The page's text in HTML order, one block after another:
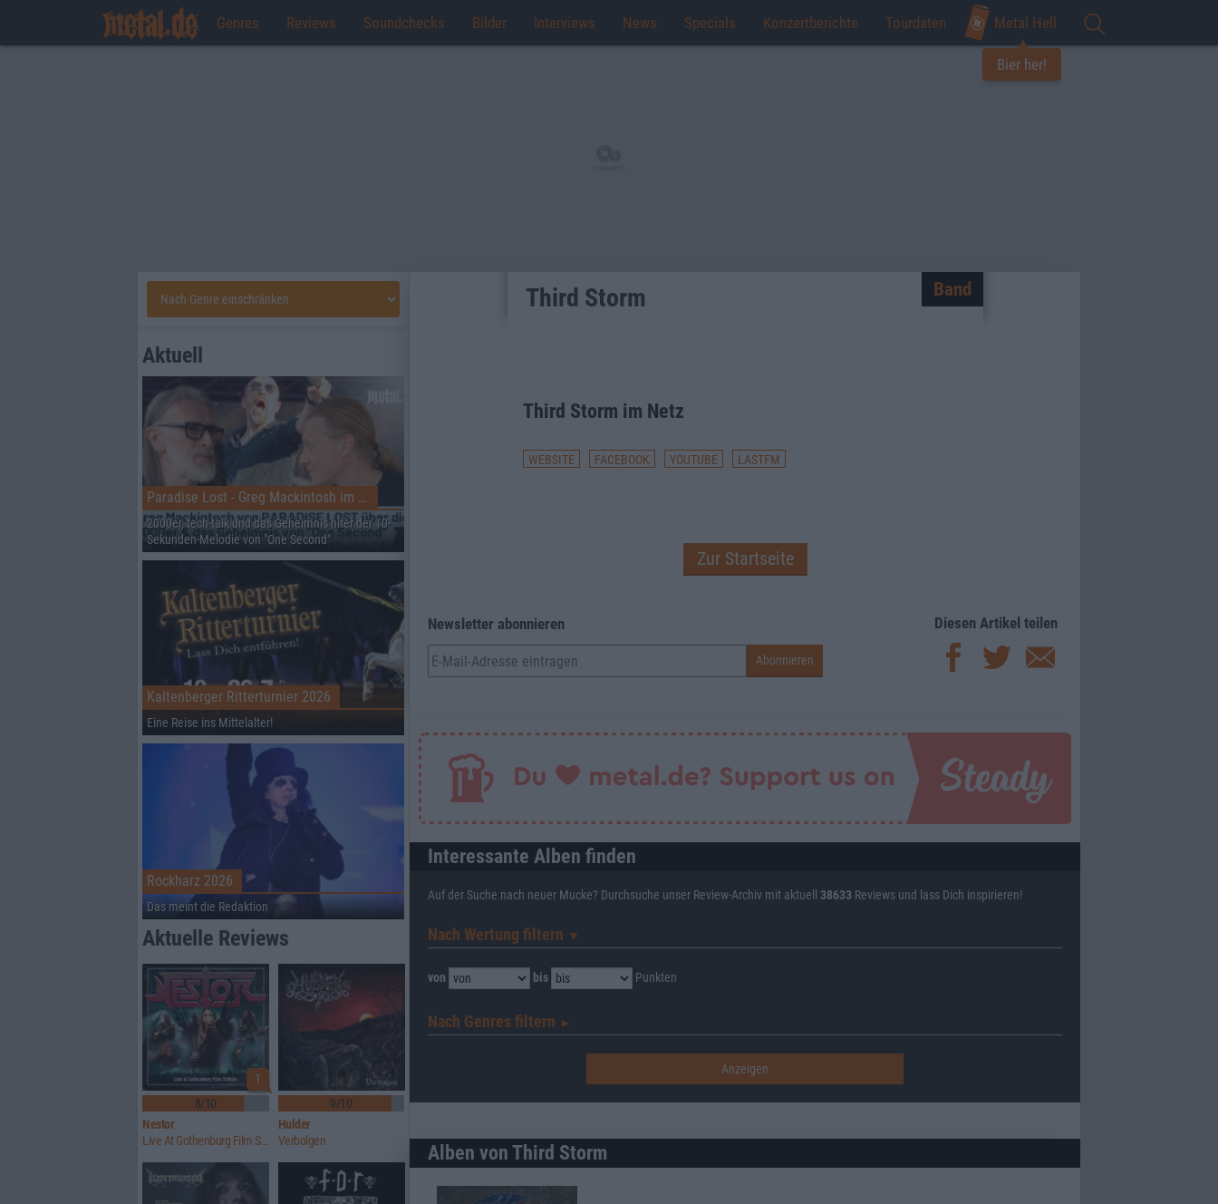
Genres Reviews Soundchecks Bilder Interviews News Specials Konzertberichte Tourdaten Metal Hell
Bier her!
Third Storm Band
Third Storm im Netz
WEBSITE FACEBOOK YOUTUBE LASTFM
Zur Startseite
Newsletter abonnieren Diesen Artikel teilen
Interessante Alben finden
Auf der Suche nach neuer Mucke? Durchsuche unser Review-Archiv mit aktuell 38633 Reviews und lass Dich inspirieren!
Nach Wertung filtern ▼︎
von bis Punkten
Nach Genres filtern ►︎
Alben von Third Storm
Aktuell
Paradise Lost - Greg Mackintosh im Interview auf dem RHZ
2000er, tech-talk und das Geheimnis hiter der 10-
Sekunden-Melodie von "One Second"
Kaltenberger Ritterturnier 2026
Eine Reise ins Mittelalter!
Rockharz 2026
Das meint die Redaktion
Aktuelle Reviews
1
8/10
Nestor
Live At Gothenburg Film Studios
9/10
Hulder
Verbolgen